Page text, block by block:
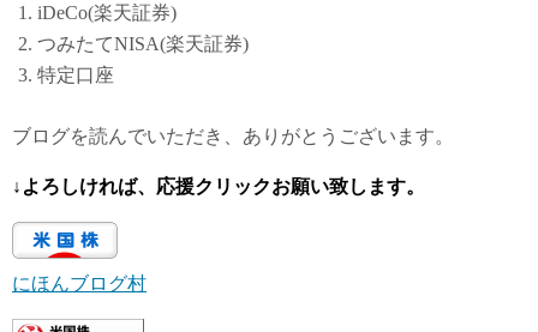
iDeCo(楽天証券)
つみたてNISA(楽天証券)
特定口座
ブログを読んでいただき、ありがとうございます。
↓よろしければ、応援クリックお願い致します。
にほんブログ村